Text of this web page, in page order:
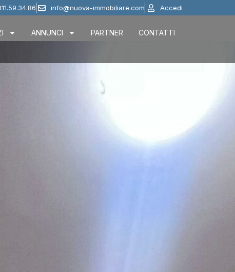
info@nuova-immobiliare.com Accedi
ANNUNCI PARTNER CONTATTI